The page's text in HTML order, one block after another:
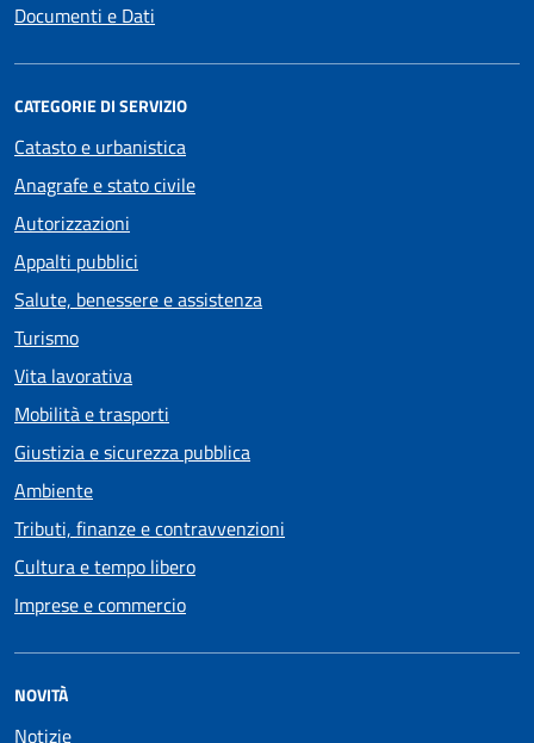
Documenti e Dati
CATEGORIE DI SERVIZIO
Catasto e urbanistica
Anagrafe e stato civile
Autorizzazioni
Appalti pubblici
Salute, benessere e assistenza
Turismo
Vita lavorativa
Mobilità e trasporti
Giustizia e sicurezza pubblica
Ambiente
Tributi, finanze e contravvenzioni
Cultura e tempo libero
Imprese e commercio
NOVITÀ
Notizie